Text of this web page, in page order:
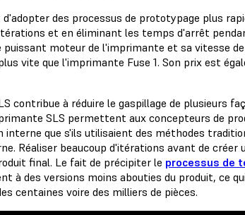
des processus de prototypage plus
et en éliminant les temps d'arrêt
moteur de l'imprimante et sa vitesse
vite que l'imprimante Fuse 1. Son prix est
contribue à réduire le gaspillage de plusieurs
SLS permettent aux concepteurs de
que s'ils utilisaient des méthodes
Réaliser beaucoup d'itérations avant de créer
final. Le fait de précipiter le processus de
à des versions moins abouties du produit, ce
centaines voire des milliers de pièces.